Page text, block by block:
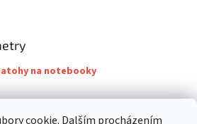
cookie. Dalším procházením
na notebooky